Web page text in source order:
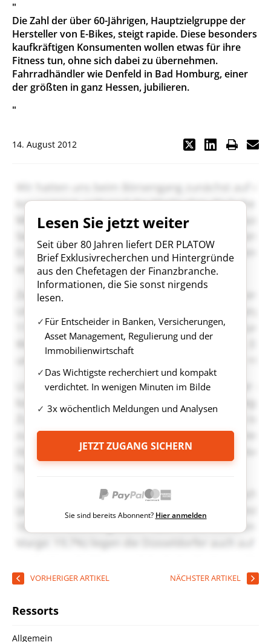
"
Die Zahl der über 60-Jährigen, Hauptzielgruppe der
Hersteller von E-Bikes, steigt rapide. Diese besonders
kaufkräftigen Konsumenten wollen etwas für ihre
Fitness tun, ohne sich dabei zu übernehmen.
Fahrradhändler wie Denfeld in Bad Homburg, einer
der größten in ganz Hessen, jubilieren.
"
14. August 2012
Lesen Sie jetzt weiter
Seit über 80 Jahren liefert DER PLATOW
Brief Exklusivrecherchen und Hintergründe
aus den Chefetagen der Finanzbranche.
Informationen, die Sie sonst nirgends
lesen.
Für Entscheider in Banken, Versicherungen,
Asset Management, Regulierung und der
Immobilienwirtschaft
Das Wichtigste recherchiert und kompakt
verdichtet. In wenigen Minuten im Bilde
3x wöchentlich Meldungen und Analysen
JETZT ZUGANG SICHERN
Sie sind bereits Abonnent? Hier anmelden
VORHERIGER ARTIKEL NÄCHSTER ARTIKEL
Ressorts
Allgemein